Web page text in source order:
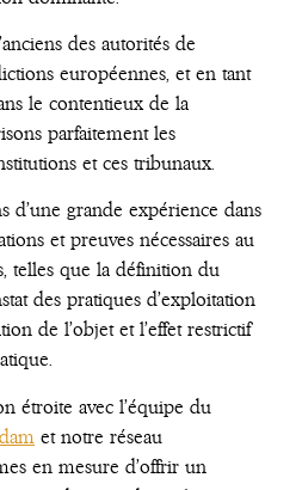
des autorités de
européennes, et en tant
le contentieux de la
parfaitement les
et ces tribunaux.
d’une grande expérience dans
et preuves nécessaires au
telles que la définition du
des pratiques d’exploitation
de l’objet et l’effet restrictif
étroite avec l’équipe du
et notre réseau
en mesure d’offrir un